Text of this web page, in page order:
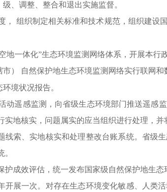
、调整、整合和退出实施监督。
， 组织制定相关标准和技术规范，组织建设
地一体化”生态环境监测网络体系，开展本行
）
自然保护地生态环境监测网络实行联网和
境状况报告。
动遥感监测，向省级生态环境部门推送遥感
地核实，问题属实的应当组织进行处理，并
索、实地核实和处理整改台账系统。省级
成效评估，统一发布国家级自然保护地生态
展一次。对存在生态环境变化敏感、人类